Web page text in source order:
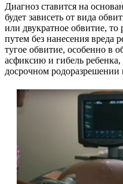
Диагноз ставится на
будет зависеть от вида
или двукратное обвитие,
путем без нанесения вреда
тугое обвитие, особенно в
асфиксию и гибель
досрочном родоразрешении